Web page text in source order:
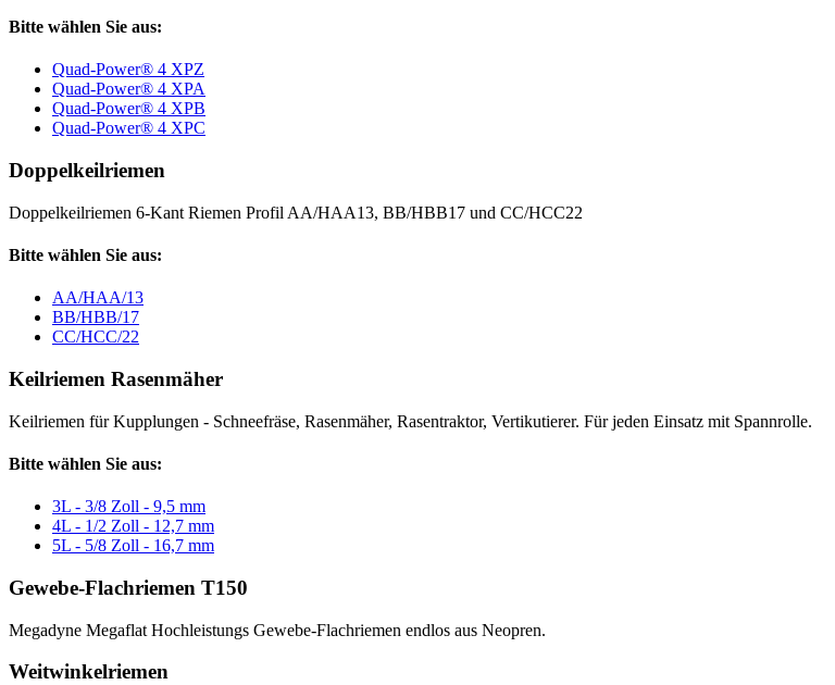
Bitte wählen Sie aus:
Quad-Power® 4 XPZ
Quad-Power® 4 XPA
Quad-Power® 4 XPB
Quad-Power® 4 XPC
Doppelkeilriemen
Doppelkeilriemen 6-Kant Riemen Profil AA/HAA13, BB/HBB17 und CC/HCC22
Bitte wählen Sie aus:
AA/HAA/13
BB/HBB/17
CC/HCC/22
Keilriemen Rasenmäher
Keilriemen für Kupplungen - Schneefräse, Rasenmäher, Rasentraktor, Vertikutierer. Für jeden Einsatz mit Spannrolle.
Bitte wählen Sie aus:
3L - 3/8 Zoll - 9,5 mm
4L - 1/2 Zoll - 12,7 mm
5L - 5/8 Zoll - 16,7 mm
Gewebe-Flachriemen T150
Megadyne Megaflat Hochleistungs Gewebe-Flachriemen endlos aus Neopren.
Weitwinkelriemen